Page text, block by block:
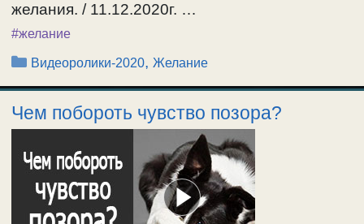
желания. / 11.12.2020г. …
#желание
Рубрики
Видеоролики-2020,Желание
Чем побороть чувство позора?